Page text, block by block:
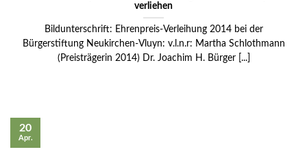
verliehen
Bildunterschrift: Ehrenpreis-Verleihung 2014 bei der
Bürgerstiftung Neukirchen-Vluyn: v.l.n.r: Martha Schlothmann
(Preisträgerin 2014) Dr. Joachim H. Bürger [...]
20
Apr.